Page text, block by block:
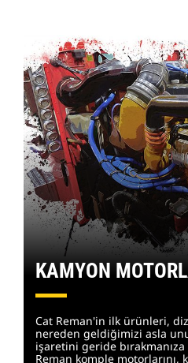
KAMYON
Cat Reman'in ilk ürünleri,
nereden geldiğimizi asla
işaretini geride bırakmanıza
Reman komple motorlarını,